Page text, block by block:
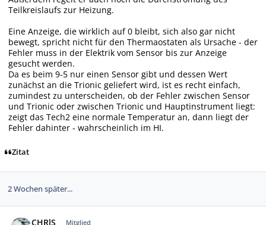
Teilkreislaufs zur Heizung.
Eine Anzeige, die wirklich auf 0 bleibt, sich also gar nicht
bewegt, spricht nicht für den Thermaostaten als Ursache - der
Fehler muss in der Elektrik vom Sensor bis zur Anzeige
gesucht werden.
Da es beim 9-5 nur einen Sensor gibt und dessen Wert
zunächst an die Trionic geliefert wird, ist es recht einfach,
zumindest zu unterscheiden, ob der Fehler zwischen Sensor
und Trionic oder zwischen Trionic und Hauptinstrument liegt:
zeigt das Tech2 eine normale Temperatur an, dann liegt der
Fehler dahinter - wahrscheinlich im HI.
Zitat
2 Wochen später...
CHRlS Mitglied